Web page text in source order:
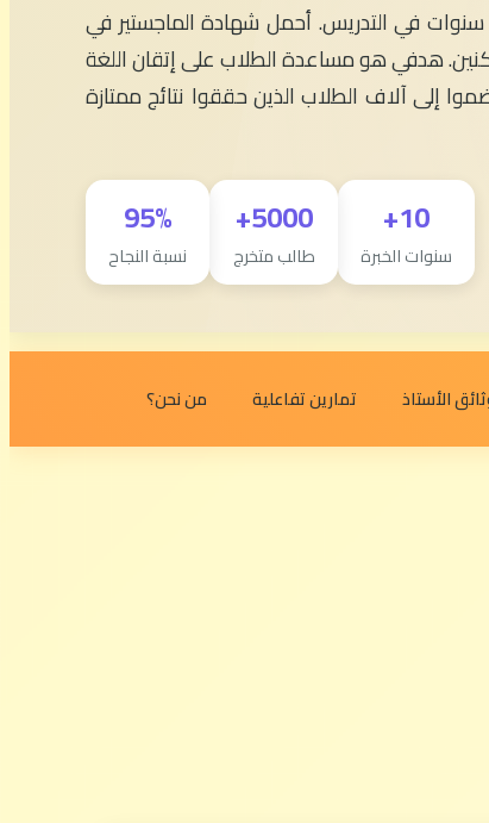
مرحباً بكم في English With Simo! أنا الأستاذ سيمو، مدرس اللغة الإنجليزية بخبرة تزيد عن 10 سنوات في التدريس. أحمل شهادة الماجستير في
هدفي هو مساعدة الطلاب على إتقان اللغة
إلى آلاف الطلاب الذين حققوا نتائج ممتازة
10+
سنوات الخبرة
5000+
طالب متخرج
95%
نسبة النجاح
الأستاذ تمارين تفاعلية من نحن؟